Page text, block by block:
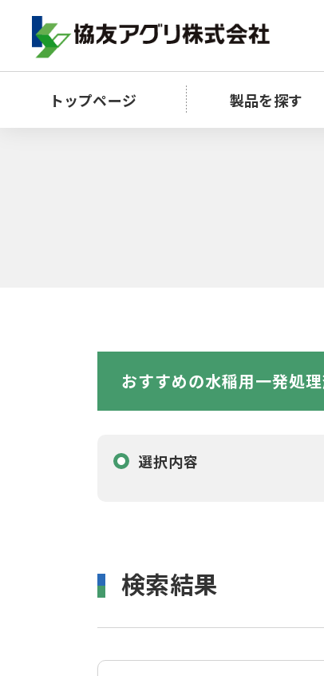
トップページ 製品を探す
おすすめの水稲用一発処
選択内容
検索結果